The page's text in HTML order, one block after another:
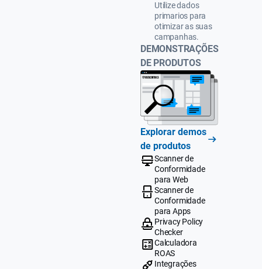
Utilize dados
primarios para
otimizar as suas
campanhas.
DEMONSTRAÇÕES
DE PRODUTOS
Explorar demos
de produtos
Scanner de
Conformidade
para Web
Scanner de
Conformidade
para Apps
Privacy Policy
Checker
Calculadora
ROAS
Integrações